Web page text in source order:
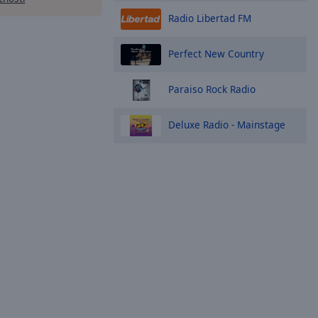
Radio Libertad FM
Perfect New Country
Paraiso Rock Radio
Deluxe Radio - Mainstage